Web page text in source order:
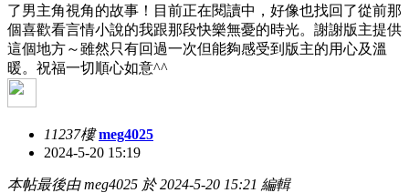
了男主角視角的故事！目前正在閱讀中，好像也找回了從前那
個喜歡看言情小說的我跟那段快樂無憂的時光。謝謝版主提供
這個地方～雖然只有回過一次但能夠感受到版主的用心及溫
暖。祝福一切順心如意^^
11237樓 meg4025
2024-5-20 15:19
本帖最後由 meg4025 於 2024-5-20 15:21 編輯